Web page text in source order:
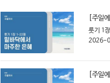
[주일
룻기 1
2026-
[주일